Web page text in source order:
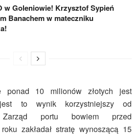
w Goleniowie! Krzysztof Sypień
Banachem w mateczniku
ponad 10 milionów złotych jest
to wynik korzystniejszy od
Zarząd portu bowiem przed
zakładał stratę wynoszącą 15